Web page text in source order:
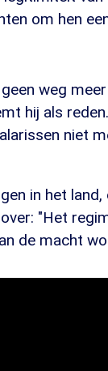
om hen
weg
hij als
niet
in het land,
"Het
de macht